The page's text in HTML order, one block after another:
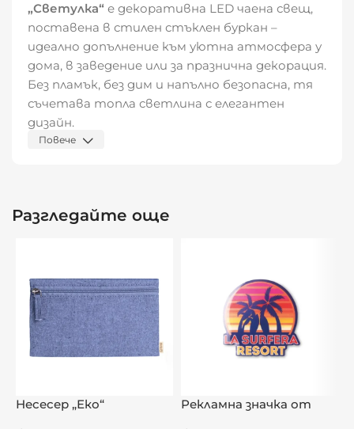
„Светулка“ е декоративна LED чаена свещ,
поставена в стилен стъклен буркан –
идеално допълнение към уютна атмосфера у
дома, в заведение или за празнична декорация.
Без пламък, без дим и напълно безопасна, тя
съчетава топла светлина с елегантен
дизайн.
„копче“)
Предназначение: за вътрешна употреба,
декоративна светлина
Предимства:
традиционните свещи
Повече
Разгледайте още
Несесер „Еко“
Рекламна значка от